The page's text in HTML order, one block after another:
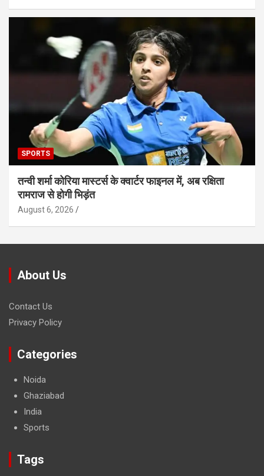
SPORTS
तन्वी शर्मा कोरिया मास्टर्स के क्वार्टर फाइनल में, अब रक्षिता
रामराज से होगी भिड़ंत
August 6, 2026
About Us
Contact Us
Privacy Policy
Categories
Noida
Ghaziabad
India
Sports
Tags